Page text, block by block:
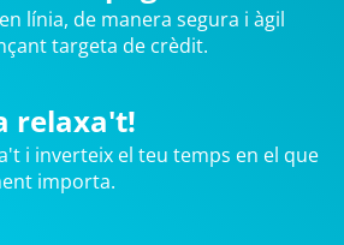
línia, de manera segura i àgil
targeta de crèdit.
relaxa't!
i inverteix el teu temps en el que
importa.